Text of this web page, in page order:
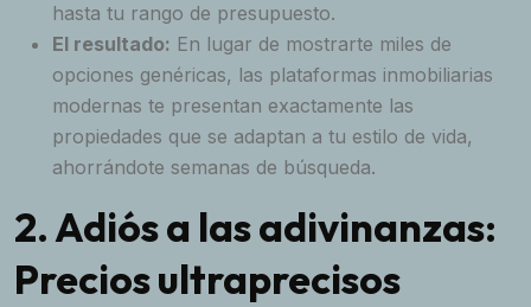
hasta tu rango de presupuesto.
El resultado: En lugar de mostrarte miles de
opciones genéricas, las plataformas inmobiliarias
modernas te presentan exactamente las
propiedades que se adaptan a tu estilo de vida,
ahorrándote semanas de búsqueda.
2. Adiós a las adivinanzas:
Precios ultraprecisos